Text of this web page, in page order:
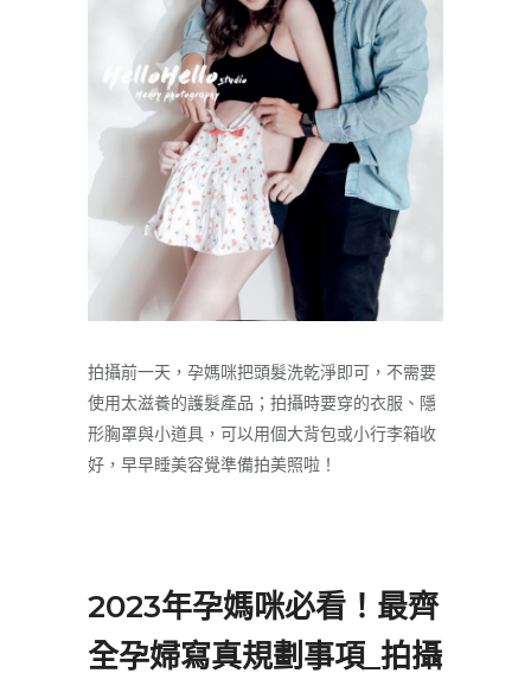
拍攝前一天，孕媽咪把頭髮洗乾淨即可，不需要
使用太滋養的護髮產品；拍攝時要穿的衣服、隱
形胸罩與小道具，可以用個大背包或小行李箱收
好，早早睡美容覺準備拍美照啦！
2023年孕媽咪必看！最齊
全孕婦寫真規劃事項_拍攝